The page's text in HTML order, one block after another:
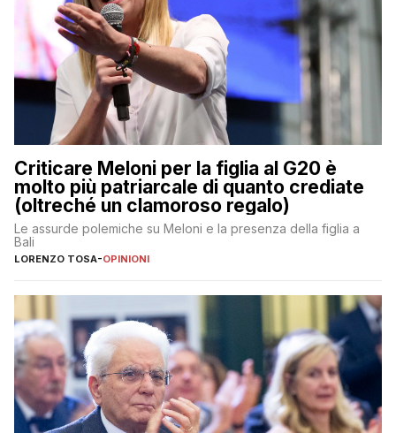
Criticare Meloni per la figlia al G20 è
molto più patriarcale di quanto crediate
(oltreché un clamoroso regalo)
Le assurde polemiche su Meloni e la presenza della figlia a
Bali
LORENZO TOSA-OPINIONI